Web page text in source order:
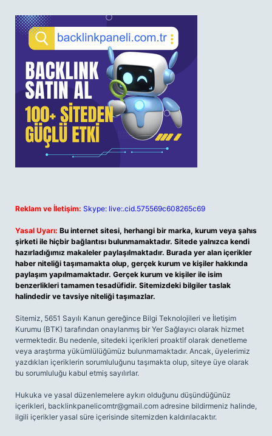
Reklam ve İletişim: Skype: live:.cid.575569c608265c69
Yasal Uyarı: Bu internet sitesi, herhangi bir marka, kurum veya şahıs
şirketi ile hiçbir bağlantısı bulunmamaktadır. Sitede yalnızca kendi
hazırladığımız makaleler paylaşılmaktadır. Burada yer alan içerikler
haber niteliği taşımamakta olup, gerçek kurum ve kişiler hakkında
paylaşım yapılmamaktadır. Gerçek kurum ve kişiler ile isim
benzerlikleri tamamen tesadüfidir. Sitemizdeki bilgiler taslak
halindedir ve tavsiye niteliği taşımazlar.
Sitemiz, 5651 Sayılı Kanun gereğince Bilgi Teknolojileri ve İletişim
Kurumu (BTK) tarafından onaylanmış bir Yer Sağlayıcı olarak hizmet
vermektedir. Bu nedenle, sitedeki içerikleri proaktif olarak denetleme
veya araştırma yükümlülüğümüz bulunmamaktadır. Ancak, üyelerimiz
yazdıkları içeriklerin sorumluluğunu taşımakta olup, siteye üye olarak
bu sorumluluğu kabul etmiş sayılırlar.
Hukuka ve yasal düzenlemelere aykırı olduğunu düşündüğünüz
içerikleri, backlinkpanelicomtr@gmail.com adresine bildirmeniz halinde,
ilgili içerikler yasal süre içerisinde sitemizden kaldırılacaktır.